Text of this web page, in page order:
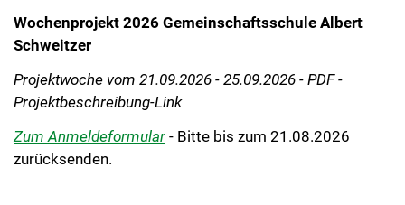
Wochenprojekt 2026 Gemeinschaftsschule Albert
Schweitzer
Projektwoche vom 21.09.2026 - 25.09.2026 - PDF -
Projektbeschreibung-Link
Zum Anmeldeformular - Bitte bis zum 21.08.2026
zurücksenden.